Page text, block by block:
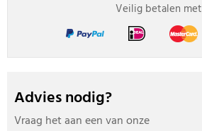
Veilig betalen met
Advies nodig?
Vraag het aan een van onze